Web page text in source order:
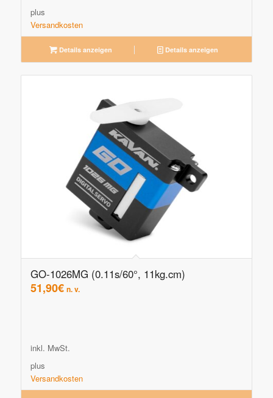
plus
Versandkosten
Details anzeigen Details anzeigen
GO-1026MG (0.11s/60°, 11kg.cm)
51,90€ n. v.
inkl. MwSt.
plus
Versandkosten